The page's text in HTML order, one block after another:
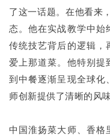
了这一话题。在他看来
态。他在实战教学中始
传统技艺背后的逻辑，
爱上那道菜。他特别提
到中餐逐渐呈现全球化
师创新提供了清晰的风味
中国淮扬菜大师、香格